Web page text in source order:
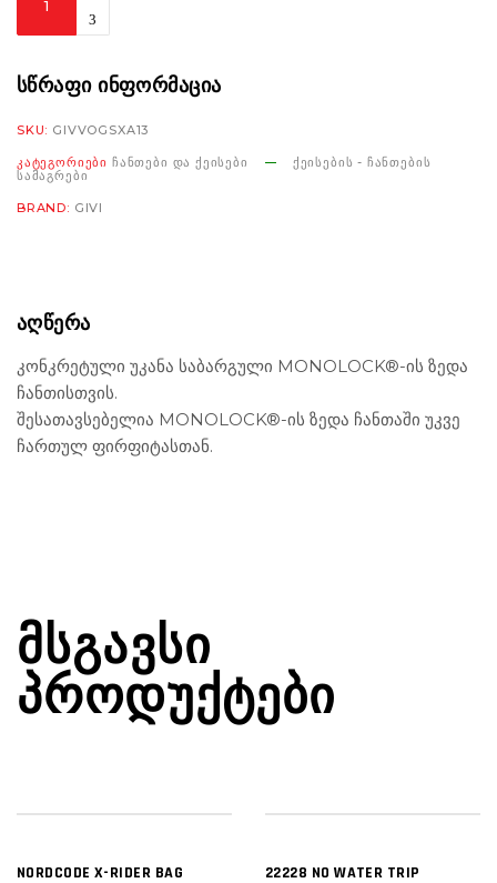
SR9261
SR1
ADV
125
ᲡᲬᲠᲐᲤᲘ ᲘᲜᲤᲝᲠᲛᲐᲪᲘᲐ
SKU: GIVVOGSXA13
ᲙᲐᲢᲔᲒᲝᲠᲘᲔᲑᲘ ᲩᲐᲜᲗᲔᲑᲘ ᲓᲐ ᲥᲔᲘᲡᲔᲑᲘ
ᲥᲔᲘᲡᲔᲑᲘᲡ - ᲩᲐᲜᲗᲔᲑᲘᲡ
ᲡᲐᲛᲐᲒᲠᲔᲑᲘ
BRAND: GIVI
ᲐᲦᲬᲔᲠᲐ
კონკრეტული უკანა საბარგული MONOLOCK®-ის ზედა
ჩანთისთვის.
შესათავსებელია MONOLOCK®-ის ზედა ჩანთაში უკვე
ჩართულ ფირფიტასთან.
ᲛᲡᲒᲐᲕᲡᲘ
ᲞᲠᲝᲓᲣᲥᲢᲔᲑᲘ
NORDCODE X-RIDER BAG
22228 NO WATER TRIP